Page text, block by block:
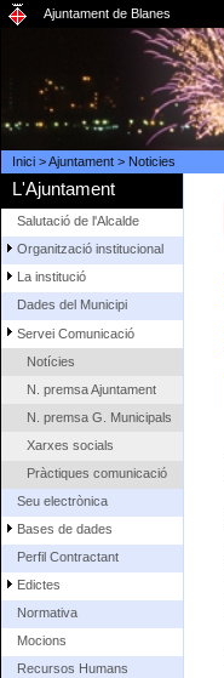
Ajuntament de Blanes
Inici>Ajuntament> Noticies
L'Ajuntament
Salutació de l'Alcalde
Organització institucional
La institució
Dades del Municipi
Servei Comunicació
Notícies
N. premsa Ajuntament
N. premsa G. Municipals
Xarxes socials
Pràctiques comunicació
Seu electrònica
Bases de dades
Perfil Contractant
Edictes
Normativa
Mocions
Recursos Humans